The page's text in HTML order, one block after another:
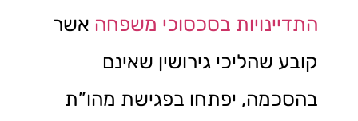
התדיינויות בסכסוכי משפחה אשר
קובע שהליכי גירושין שאינם
בהסכמה, יפתחו בפגישת מהו”ת